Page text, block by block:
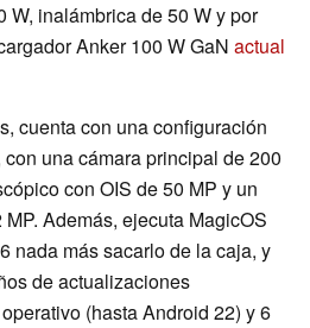
W, inalámbrica de 50 W y por
Anker 100 W GaN actual
cuenta con una configuración
una cámara principal de 200
con OIS de 50 MP y un
Además, ejecuta MagicOS
nada más sacarlo de la caja, y
de actualizaciones
(hasta Android 22) y 6